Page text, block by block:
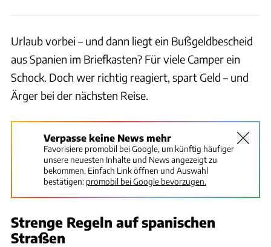
Urlaub vorbei – und dann liegt ein Bußgeldbescheid
aus Spanien im Briefkasten? Für viele Camper ein
Schock. Doch wer richtig reagiert, spart Geld – und
Ärger bei der nächsten Reise.
Verpasse keine News mehr
Favorisiere promobil bei Google, um künftig häufiger
unsere neuesten Inhalte und News angezeigt zu
bekommen. Einfach Link öffnen und Auswahl
bestätigen: promobil bei Google bevorzugen.
Strenge Regeln auf spanischen
Straßen